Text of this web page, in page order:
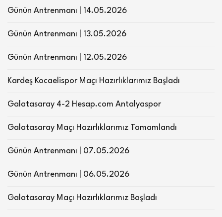
Günün Antrenmanı | 14.05.2026
Günün Antrenmanı | 13.05.2026
Günün Antrenmanı | 12.05.2026
Kardeş Kocaelispor Maçı Hazırlıklarımız Başladı
Galatasaray 4-2 Hesap.com Antalyaspor
Galatasaray Maçı Hazırlıklarımız Tamamlandı
Günün Antrenmanı | 07.05.2026
Günün Antrenmanı | 06.05.2026
Galatasaray Maçı Hazırlıklarımız Başladı